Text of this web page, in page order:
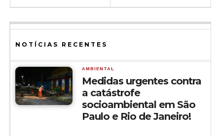
NOTÍCIAS RECENTES
AMBIENTAL
Medidas urgentes contra
a catástrofe
socioambiental em São
Paulo e Rio de Janeiro!